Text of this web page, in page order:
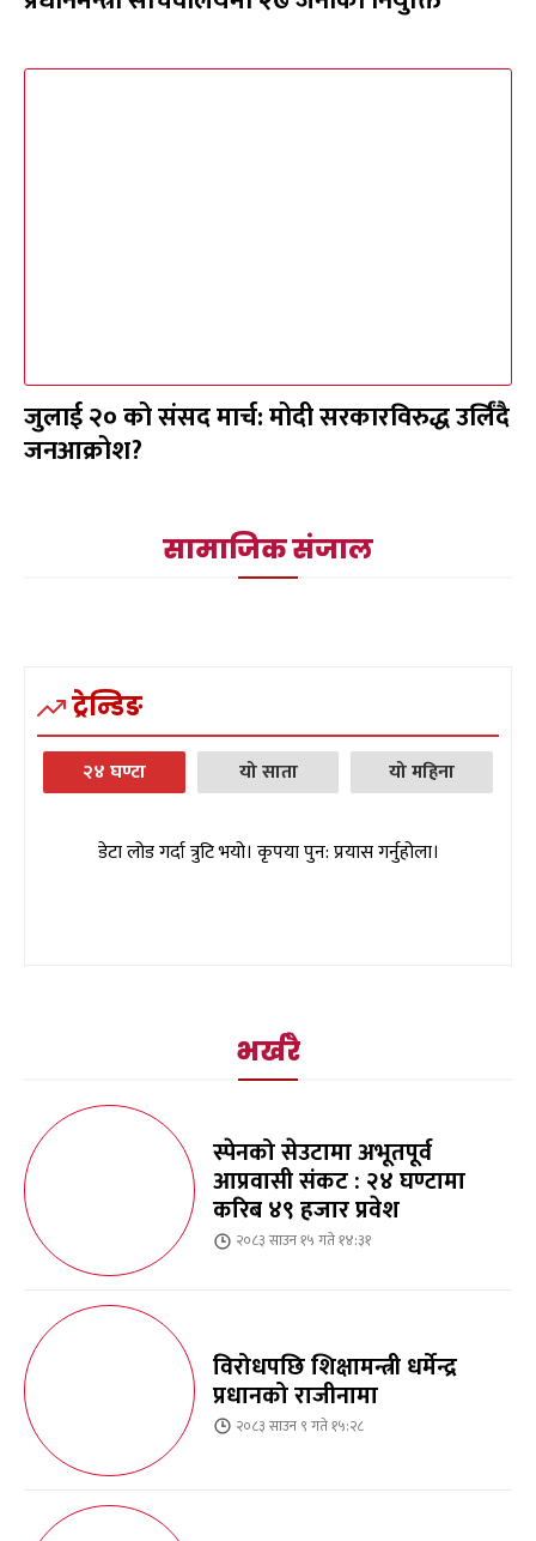
जुलाई २० को संसद मार्च: मोदी सरकारविरुद्ध उर्लिंदै
जनआक्रोश?
सामाजिक संजाल
ट्रेन्डिङ
२४ घण्टा यो साता यो महिना
डेटा लोड गर्दा त्रुटि भयो। कृपया पुन: प्रयास गर्नुहोला।
भर्खरै
स्पेनको सेउटामा अभूतपूर्व
आप्रवासी संकट : २४ घण्टामा
करिब ४९ हजार प्रवेश
२०८३ साउन १५ गते १४:३१
विरोधपछि शिक्षामन्त्री धर्मेन्द्र
प्रधानको राजीनामा
२०८३ साउन ९ गते १५:२८